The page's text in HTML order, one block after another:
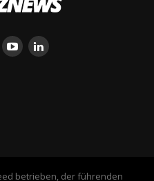
betrieben, der führenden